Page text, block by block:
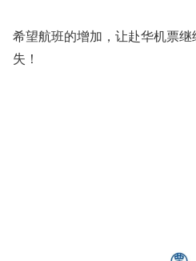
希望航班的增加，让赴华机票
失！